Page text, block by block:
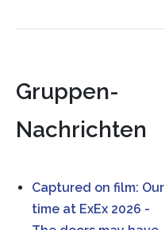
Gruppen-
Nachrichten
Captured on film: Our
time at ExEx 2026 -